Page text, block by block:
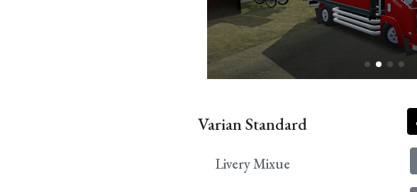
Varian Standard
Livery Mixue